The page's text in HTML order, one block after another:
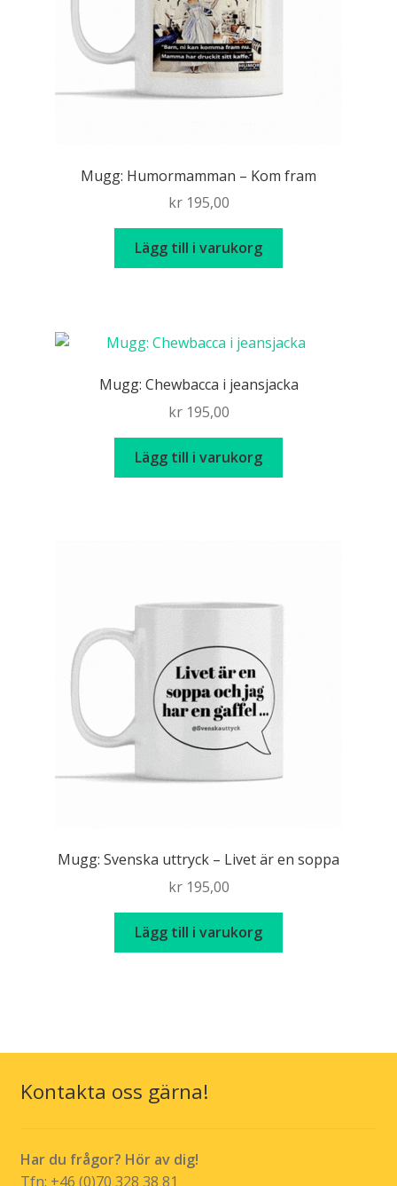
Mugg: Humormamman – Kom fram
kr195,00
Lägg till i varukorg
Mugg: Chewbacca i jeansjacka
kr195,00
Lägg till i varukorg
Mugg: Svenska uttryck – Livet är en soppa
kr195,00
Lägg till i varukorg
Kontakta oss gärna!
Har du frågor? Hör av dig!
Tfn: +46 (0)70 328 38 81